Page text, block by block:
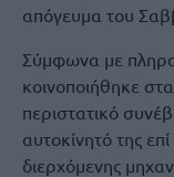
απόγευμα του
Σύμφωνα με
κοινοποιήθηκε
περιστατικό
αυτοκίνητό της
διερχόμενης